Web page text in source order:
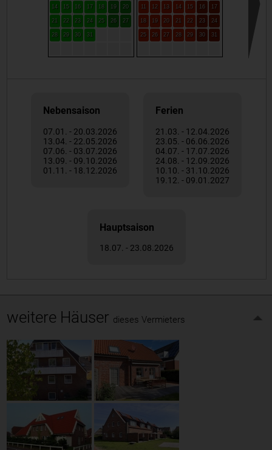
14 15 16 17 18 19 20
21 22 23 24 25 26 27
28 29 30 31
12 13 14 15 16 17
18 19 20 21 22 23 24
25 26 27 28 29 30 31
Nebensaison
07.01. - 20.03.2026
13.04. - 22.05.2026
07.06. - 03.07.2026
13.09. - 09.10.2026
01.11. - 18.12.2026
Ferien
21.03. - 12.04.2026
23.05. - 06.06.2026
04.07. - 17.07.2026
24.08. - 12.09.2026
10.10. - 31.10.2026
19.12. - 09.01.2027
Hauptsaison
18.07. - 23.08.2026
weitere Häuser dieses Vermieters